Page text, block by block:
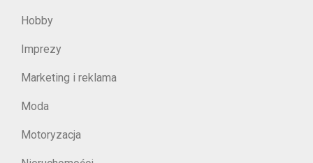
Hobby
Imprezy
Marketing i reklama
Moda
Motoryzacja